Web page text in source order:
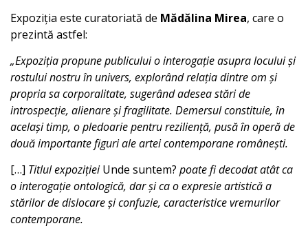
Expoziția este curatoriată de Mădălina Mirea, care o
prezintă astfel:
„Expoziția propune publicului o interogație asupra locului și
rostului nostru în univers, explorând relația dintre om și
propria sa corporalitate, sugerând adesea stări de
introspecție, alienare și fragilitate. Demersul constituie, în
același timp, o pledoarie pentru reziliență, pusă în operă de
două importante figuri ale artei contemporane românești.
[…] Titlul expozițieiUnde suntem? poate fi decodat atât ca
o interogație ontologică, dar și ca o expresie artistică a
stărilor de dislocare și confuzie, caracteristice vremurilor
contemporane.